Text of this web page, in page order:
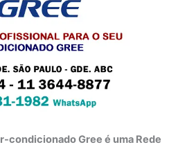
condicionado Gree é uma Rede